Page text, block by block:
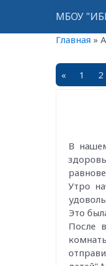
МБОУ
Главная »
« 1 2
В
Утро
Это
После